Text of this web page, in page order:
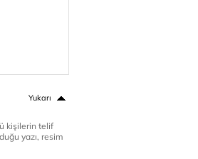
Yukarı
kişilerin telif
yazı, resim